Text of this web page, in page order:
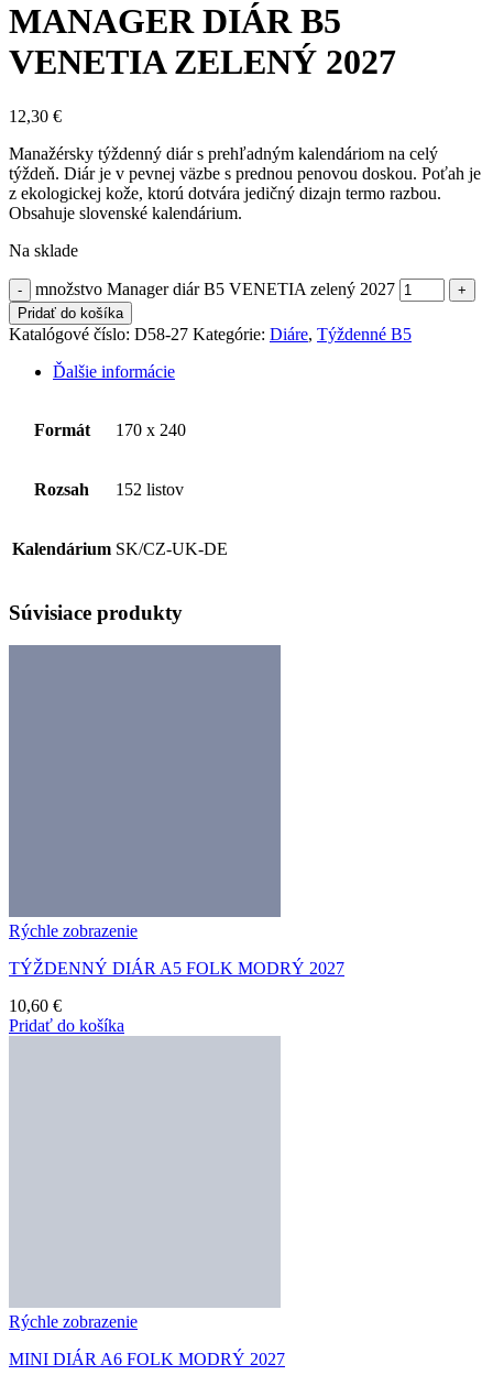
MANAGER DIÁR B5
VENETIA ZELENÝ 2027
12,30 €
Manažérsky týždenný diár s prehľadným kalendáriom na celý
týždeň. Diár je v pevnej väzbe s prednou penovou doskou. Poťah je
z ekologickej kože, ktorú dotvára jedičný dizajn termo razbou.
Obsahuje slovenské kalendárium.
Na sklade
množstvo Manager diár B5 VENETIA zelený 2027
Pridať do košíka
Katalógové číslo: D58-27 Kategórie: Diáre, Týždenné B5
Ďalšie informácie
Formát 170 x 240
Rozsah 152 listov
Kalendárium SK/CZ-UK-DE
Súvisiace produkty
Rýchle zobrazenie
TÝŽDENNÝ DIÁR A5 FOLK MODRÝ 2027
10,60 €
Pridať do košíka
Rýchle zobrazenie
MINI DIÁR A6 FOLK MODRÝ 2027